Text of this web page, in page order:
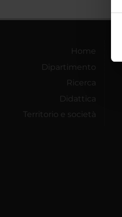
Home
Dipartimento
Ricerca
Didattica
Territorio e società